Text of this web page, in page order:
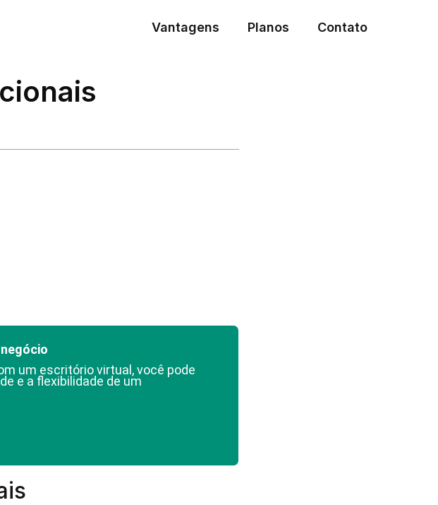
Vantagens Planos Contato
um escritório virtual, você pode
e a flexibilidade de um